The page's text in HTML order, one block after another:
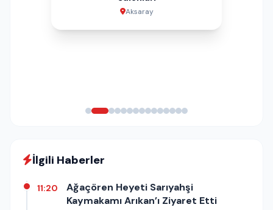
Aksaray
Aksaray
Aksaray
Aksaray
Aksaray
Aksaray
İstanbul
Aksaray
Aksaray
Aksaray
Aksaray
Aksaray
Aksaray
İlgili Haberler
11:20
Ağaçören Heyeti Sarıyahşi
Kaymakamı Arıkan’ı Ziyaret Etti